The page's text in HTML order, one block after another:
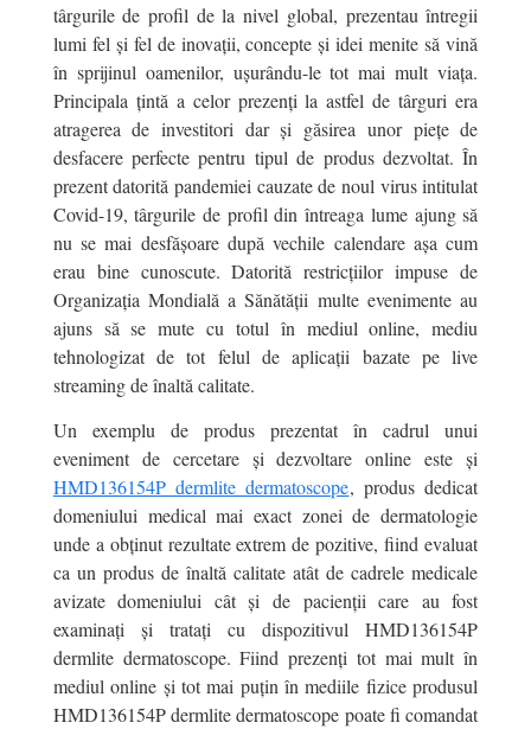
târgurile de profil de la nivel global, prezentau întregii
lumi fel și fel de inovații, concepte și idei menite să vină
în sprijinul oamenilor, ușurându-le tot mai mult viața.
Principala țintă a celor prezenți la astfel de târguri era
atragerea de investitori dar și găsirea unor piețe de
desfacere perfecte pentru tipul de produs dezvoltat. În
prezent datorită pandemiei cauzate de noul virus intitulat
Covid-19, târgurile de profil din întreaga lume ajung să
nu se mai desfășoare după vechile calendare așa cum
erau bine cunoscute. Datorită restricțiilor impuse de
Organizația Mondială a Sănătății multe evenimente au
ajuns să se mute cu totul în mediul online, mediu
tehnologizat de tot felul de aplicații bazate pe live
streaming de înaltă calitate.
Un exemplu de produs prezentat în cadrul unui
eveniment de cercetare și dezvoltare online este și
HMD136154P dermlite dermatoscope, produs dedicat
domeniului medical mai exact zonei de dermatologie
unde a obținut rezultate extrem de pozitive, fiind evaluat
ca un produs de înaltă calitate atât de cadrele medicale
avizate domeniului cât și de pacienții care au fost
examinați și tratați cu dispozitivul HMD136154P
dermlite dermatoscope. Fiind prezenți tot mai mult în
mediul online și tot mai puțin în mediile fizice produsul
HMD136154P dermlite dermatoscope poate fi comandat